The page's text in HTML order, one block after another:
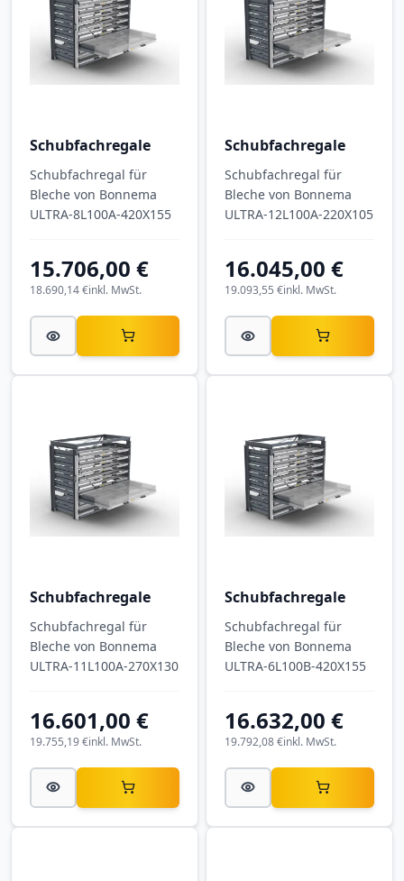
Schubfachregale
Schubfachregal für
Bleche von Bonnema
ULTRA-8L100A-420X155
15.706,00 €
inkl. MwSt.
18.690,14 €
Schubfachregale
Schubfachregal für
Bleche von Bonnema
ULTRA-12L100A-220X105
16.045,00 €
inkl. MwSt.
19.093,55 €
Schubfachregale
Schubfachregal für
Bleche von Bonnema
ULTRA-11L100A-270X130
16.601,00 €
inkl. MwSt.
19.755,19 €
Schubfachregale
Schubfachregal für
Bleche von Bonnema
ULTRA-6L100B-420X155
16.632,00 €
inkl. MwSt.
19.792,08 €